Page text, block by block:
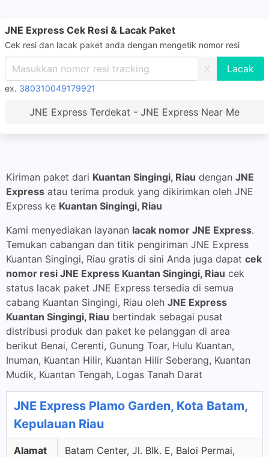
JNE Express Cek Resi & Lacak Paket
Cek resi dan lacak paket anda dengan mengetik nomor resi
X
ex. 380310049179921
JNE Express Terdekat - JNE Express Near Me
Kiriman paket dari Kuantan Singingi, Riau dengan JNE
Express atau terima produk yang dikirimkan oleh JNE
Express ke Kuantan Singingi, Riau
Kami menyediakan layanan lacak nomor JNE Express.
Temukan cabangan dan titik pengiriman JNE Express
Kuantan Singingi, Riau gratis di sini Anda juga dapat cek
nomor resi JNE Express Kuantan Singingi, Riau cek
status lacak paket JNE Express tersedia di semua
cabang Kuantan Singingi, Riau oleh JNE Express
Kuantan Singingi, Riau bertindak sebagai pusat
distribusi produk dan paket ke pelanggan di area
berikut Benai, Cerenti, Gunung Toar, Hulu Kuantan,
Inuman, Kuantan Hilir, Kuantan Hilir Seberang, Kuantan
Mudik, Kuantan Tengah, Logas Tanah Darat
JNE Express Plamo Garden, Kota Batam,
Kepulauan Riau
Alamat
Batam Center, Jl. Blk. E, Baloi Permai,